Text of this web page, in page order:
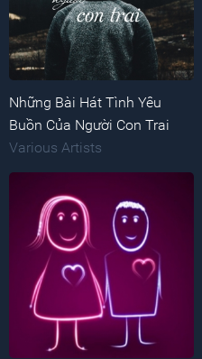
Những Bài Hát Tình Yêu
Buồn Của Người Con Trai
Various Artists